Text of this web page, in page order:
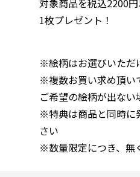
1枚プレゼント！
※絵柄はお選びいただ
※複数お買い求め頂い
ご希望の絵柄が出な
※特典は商品と同時に
さい
※数量限定につき、無